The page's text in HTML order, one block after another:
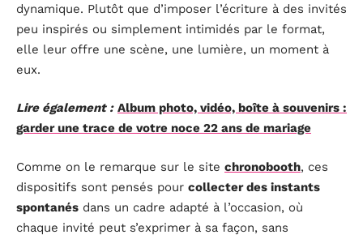
dynamique. Plutôt que d’imposer l’écriture à des invités
peu inspirés ou simplement intimidés par le format,
elle leur offre une scène, une lumière, un moment à
eux.
Lire également : Album photo, vidéo, boîte à souvenirs :
garder une trace de votre noce 22 ans de mariage
Comme on le remarque sur le site chronobooth, ces
dispositifs sont pensés pour collecter des instants
spontanés dans un cadre adapté à l’occasion, où
chaque invité peut s’exprimer à sa façon, sans